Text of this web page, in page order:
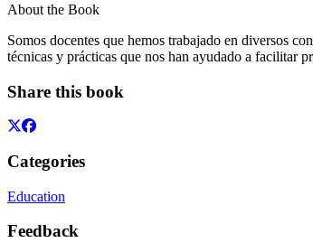
About the Book
Somos docentes que hemos trabajado en diversos
técnicas y prácticas que nos han ayudado a facilitar
Share this book
Categories
Education
Feedback